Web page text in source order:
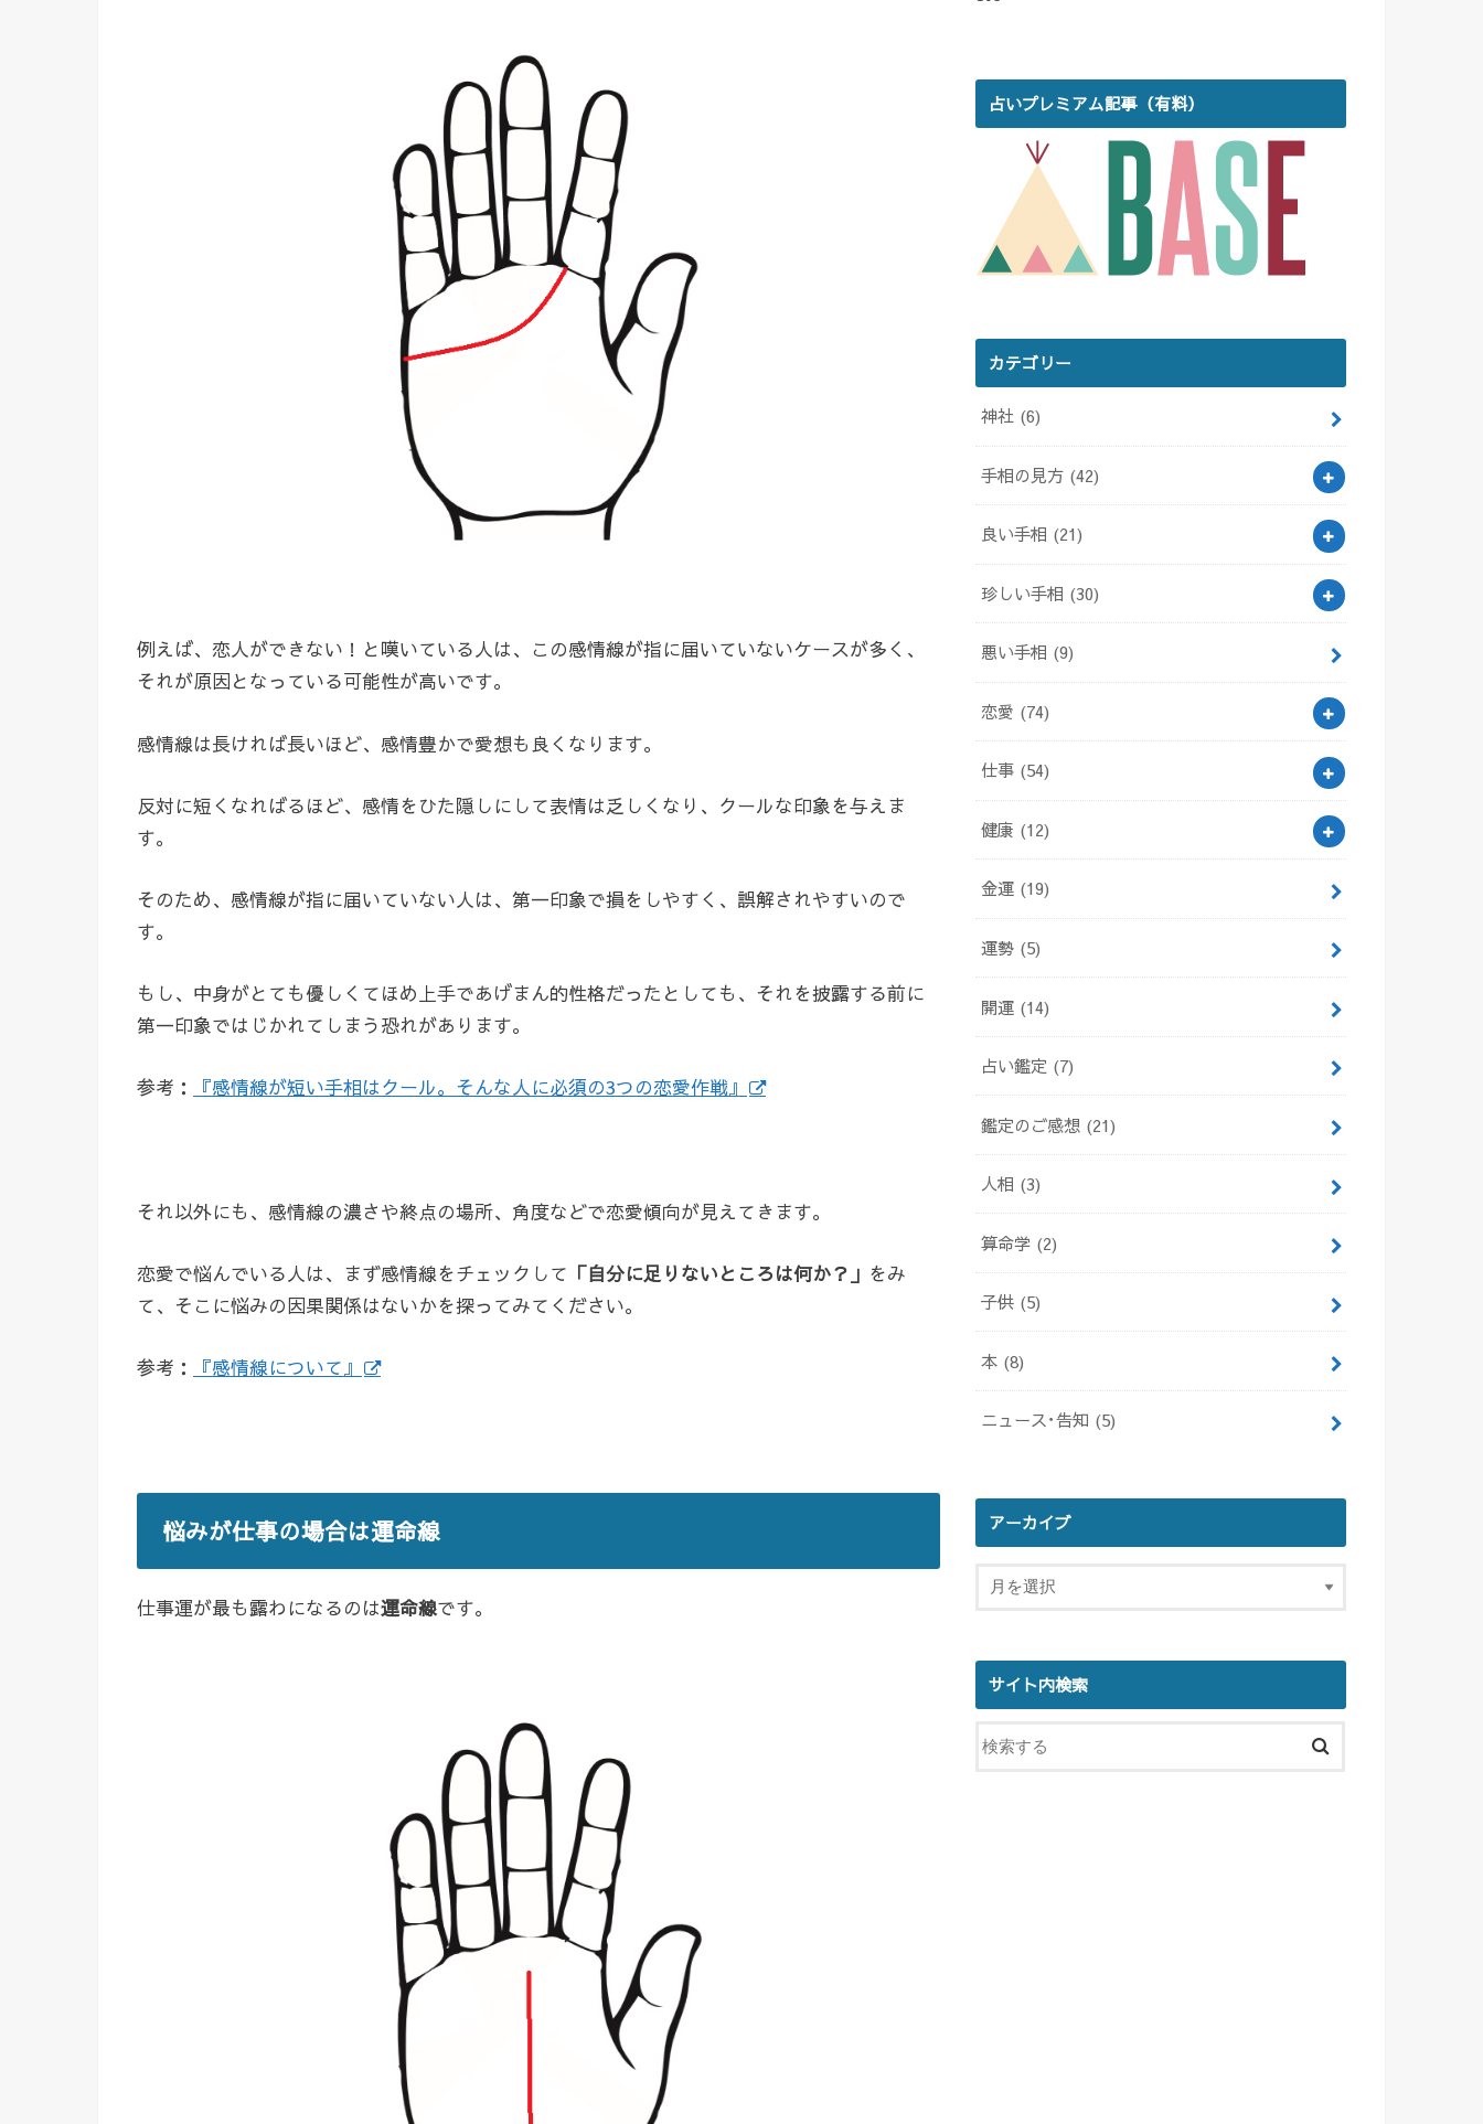
例えば、恋人ができない！と嘆いている人は、この感情線が指に届いていないケースが多く、
それが原因となっている可能性が高いです。
感情線は長ければ長いほど、感情豊かで愛想も良くなります。
反対に短くなればるほど、感情をひた隠しにして表情は乏しくなり、クールな印象を与えま
す。
そのため、感情線が指に届いていない人は、第一印象で損をしやすく、誤解されやすいので
す。
もし、中身がとても優しくてほめ上手であげまん的性格だったとしても、それを披露する前に
第一印象ではじかれてしまう恐れがあります。
参考： 『感情線が短い手相はクール。そんな人に必須の3つの恋愛作戦』
それ以外にも、感情線の濃さや終点の場所、角度などで恋愛傾向が見えてきます。
恋愛で悩んでいる人は、まず感情線をチェックして 「自分に足りないところは何か？」 をみ
て、そこに悩みの因果関係はないかを探ってみてください。
参考： 『感情線について』
悩みが仕事の場合は運命線
仕事運が最も露わになるのは運命線です。
占いプレミアム記事（有料）
カテゴリー
神社 (6)
手相の見方 (42)
良い手相 (21)
珍しい手相 (30)
悪い手相 (9)
恋愛 (74)
仕事 (54)
健康 (12)
金運 (19)
運勢 (5)
開運 (14)
占い鑑定 (7)
鑑定のご感想 (21)
人相 (3)
算命学 (2)
子供 (5)
本 (8)
ニュース･告知 (5)
アーカイブ
サイト内検索